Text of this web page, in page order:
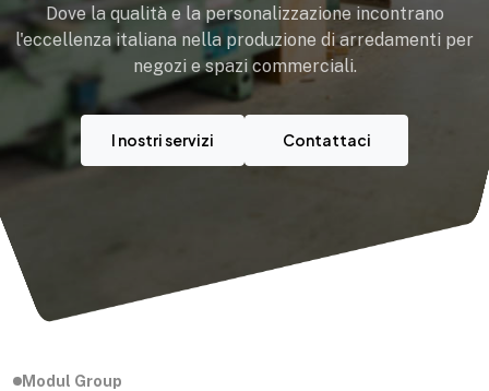
Dove la qualità e la personalizzazione incontrano
l'eccellenza italiana nella produzione di arredamenti per
negozi e spazi commerciali.
I nostri servizi Contattaci
Modul Group